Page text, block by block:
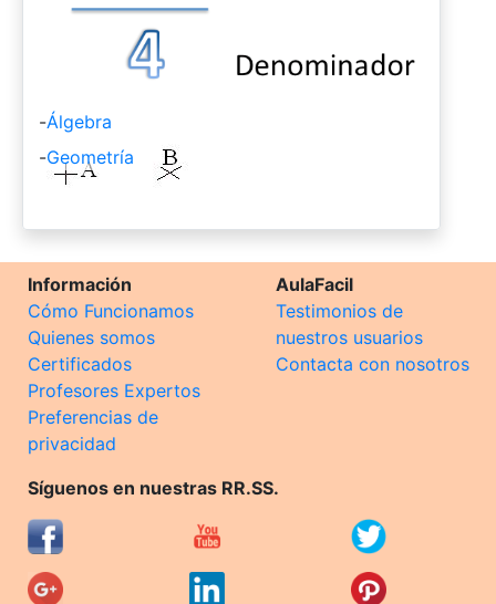
-Álgebra
-Geometría
Información
Cómo Funcionamos
Quienes somos
Certificados
Profesores Expertos
Preferencias de
privacidad
AulaFacil
Testimonios de
nuestros usuarios
Contacta con nosotros
Síguenos en nuestras RR.SS.